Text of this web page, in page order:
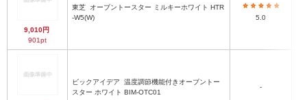
9,010円
901pt
東芝
-W5(W)
5.0
ビックアイデア
スター ホワイト BIM-OTC01
-